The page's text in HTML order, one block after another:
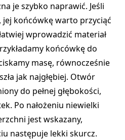
je szybko naprawić. Jeśli
jej końcówkę warto przyciąć
wprowadzić materiał
końcówkę do
masę, równocześnie
jak najgłębiej. Otwór
do pełnej głębokości,
Po nałożeniu niewielki
jest wskazany,
następuje lekki skurcz.